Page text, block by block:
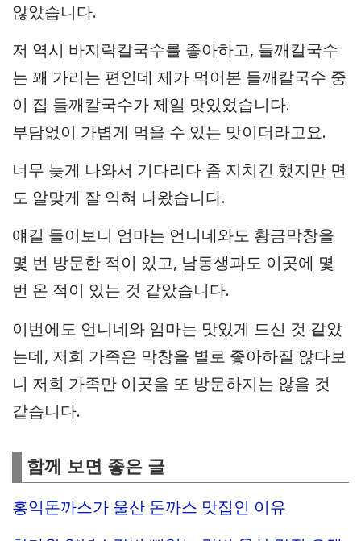
않았습니다.
저 역시 바지락칼국수를 좋아하고, 들깨칼국수
는 꽤 가리는 편인데 제가 먹어본 들깨칼국수 중
이 집 들깨칼국수가 제일 맛있었습니다.
부담없이 가볍게 먹을 수 있는 맛이더라고요.
너무 늦게 나와서 기다리다 좀 지치긴 했지만 면
도 알맞게 잘 익혀 나왔습니다.
얘길 들어보니 엄마는 언니네와도 황금막창을
몇 번 방문한 적이 있고, 남동생과도 이곳에 몇
번 온 적이 있는 것 같았습니다.
이번에도 언니네와 엄마는 맛있게 드신 것 같았
는데, 저희 가족은 막창을 별로 좋아하질 않다보
니 저희 가족만 이곳을 또 방문하지는 않을 것
같습니다.
함께 보면 좋은 글
홍익돈까스가 울산 돈까스 맛집인 이유